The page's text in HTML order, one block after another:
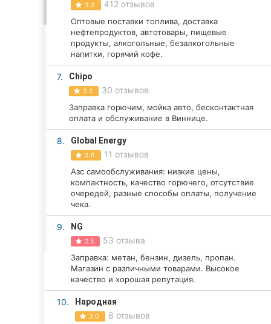
Кропивницкий
Запорожье
Черкассы
3.3 412 отзывов
Оптовые поставки топлива, доставка
нефтепродуктов, автотовары, пищевые
продукты, алкогольные, безалкогольные
напитки, горячий кофе.
7. Chipo
3.2 30 отзывов
Заправка горючим, мойка авто, бесконтактная
оплата и обслуживание в Виннице.
8. Global Energy
3.6 11 отзывов
Азс самообслуживания: низкие цены,
компактность, качество горючего, отсутствие
очередей, разные способы оплаты, получение
чека.
9. NG
2.5 53 отзыва
Заправка: метан, бензин, дизель, пропан.
Магазин с различными товарами. Высокое
качество и хорошая репутация.
10. Народная
3.0 8 отзывов